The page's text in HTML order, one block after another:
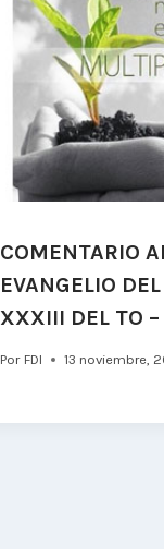
COMENTARIO
EVANGELIO
XXXIII DEL TO –
Por FDI 13 noviembre,